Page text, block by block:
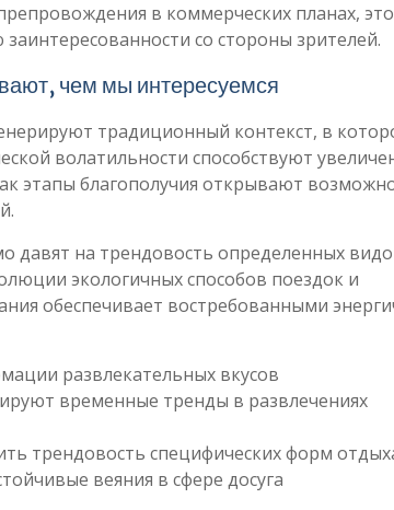
в коммерческих планах, это
со стороны зрителей.
чем мы интересуемся
традиционный контекст, в
волатильности способствуют
этапы благополучия открывают
на трендовость определенных
экологичных способов поездок и
обеспечивает востребованными
развлекательных вкусов
временные тренды в развлечениях
трендовость специфических форм
веяния в сфере досуга